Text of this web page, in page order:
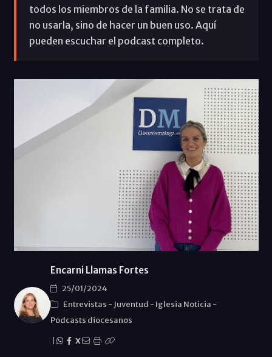
todos los miembros de la familia. No se trata de
no usarla, sino de hacer un buen uso. Aquí
pueden escuchar el podcast completo.
Encarni Llamas Fortes
25/01/2024
Entrevistas - Juventud - Iglesia Noticia -
Podcasts diocesanos
X